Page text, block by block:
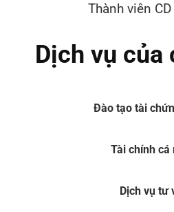
Thành viên
Dịch vụ của
Đào tạo tài
Tài chính cá
Dịch vụ tư